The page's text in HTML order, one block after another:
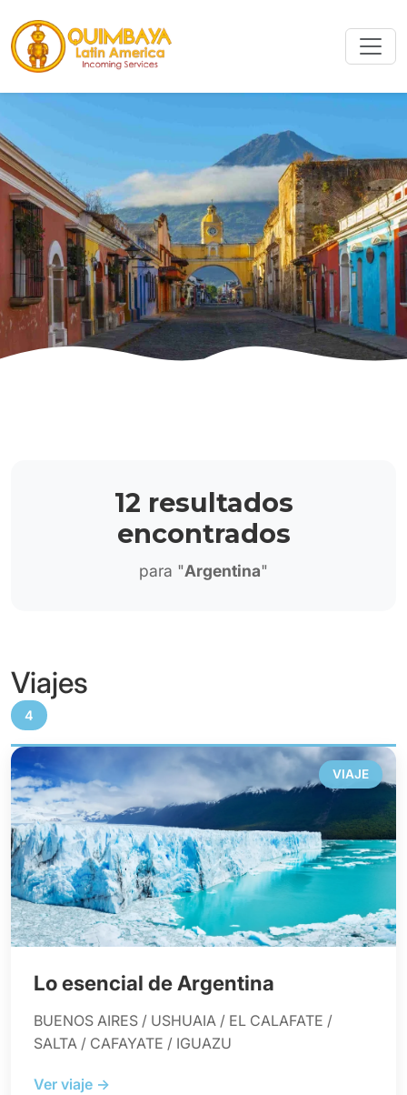
Buscar
Buscar
12 resultados
encontrados
para "Argentina"
Viajes
4
VIAJE
Lo esencial de Argentina
BUENOS AIRES / USHUAIA / EL CALAFATE /
SALTA / CAFAYATE / IGUAZU
Ver viaje →